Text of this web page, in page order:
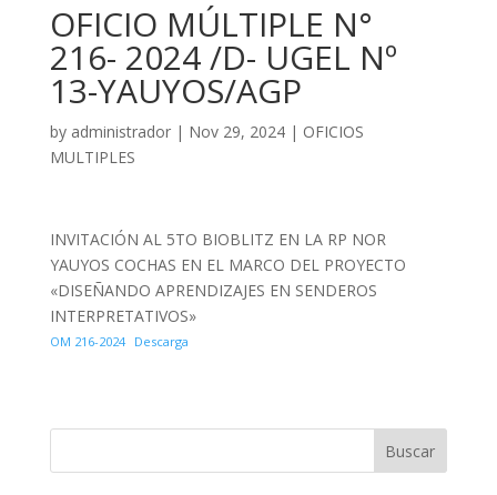
OFICIO MÚLTIPLE N°
216- 2024 /D- UGEL Nº
13-YAUYOS/AGP
by administrador| Nov 29, 2024| OFICIOS
MULTIPLES
INVITACIÓN AL 5TO BIOBLITZ EN LA RP NOR
YAUYOS COCHAS EN EL MARCO DEL PROYECTO
«DISEÑANDO APRENDIZAJES EN SENDEROS
INTERPRETATIVOS»
OM 216-2024 Descarga
Buscar